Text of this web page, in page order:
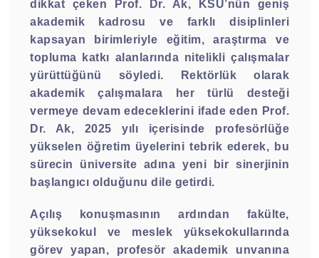
dikkat çeken Prof. Dr. Ak, KSÜ’nün geniş
akademik kadrosu ve farklı disiplinleri
kapsayan birimleriyle eğitim, araştırma ve
topluma katkı alanlarında nitelikli çalışmalar
yürüttüğünü söyledi. Rektörlük olarak
akademik çalışmalara her türlü desteği
vermeye devam edeceklerini ifade eden Prof.
Dr. Ak, 2025 yılı içerisinde profesörlüğe
yükselen öğretim üyelerini tebrik ederek, bu
sürecin üniversite adına yeni bir sinerjinin
başlangıcı olduğunu dile getirdi.
Açılış konuşmasının ardından fakülte,
yüksekokul ve meslek yüksekokullarında
görev yapan, profesör akademik unvanına